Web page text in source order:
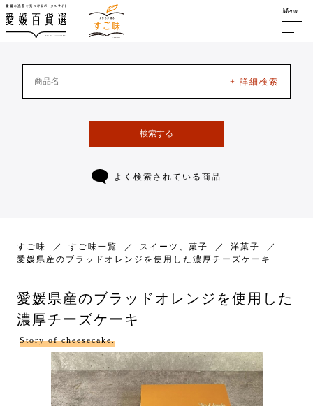
Menu
+ 詳細検索
検索する
よく検索されている商品
すご味 すご味一覧 スイーツ、菓子
洋菓子
愛媛県産のブラッドオレンジを使用した濃厚チーズケーキ
愛媛県産のブラッドオレンジを使用した
濃厚チーズケーキ
Story of cheesecake.